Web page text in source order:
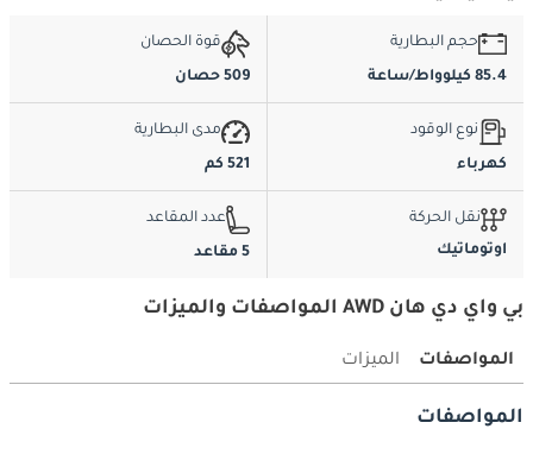
حجم البطارية
85.4 كيلوواط/ساعة
قوة الحصان
509 حصان
نوع الوقود
كهرباء
مدى البطارية
521 كم
نقل الحركة
اوتوماتيك
عدد المقاعد
5 مقاعد
بي واي دي هان AWD المواصفات والميزات
المواصفات الميزات
المواصفات